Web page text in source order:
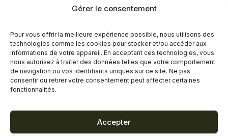
Gérer le consentement
Pour vous offrir la meilleure expérience possible, nous utilisons des
technologies comme les cookies pour stocker et/ou accéder aux
informations de votre appareil. En acceptant ces technologies, vous
nous autorisez à traiter des données telles que votre comportement
de navigation ou vos identifiants uniques sur ce site. Ne pas
consentir ou retirer votre consentement peut affecter certaines
fonctionnalités.
Accepter
Heures d’ouverture
Lundi au mercredi
9h00 à 17h30
Jeudi
9h00 à 20h00
Vendredi
9h00 à 18h00
Dimanche
11h00 à 16h30